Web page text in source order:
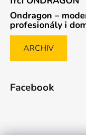
Ondragon –
profesionály i
ARCHIV
Facebook